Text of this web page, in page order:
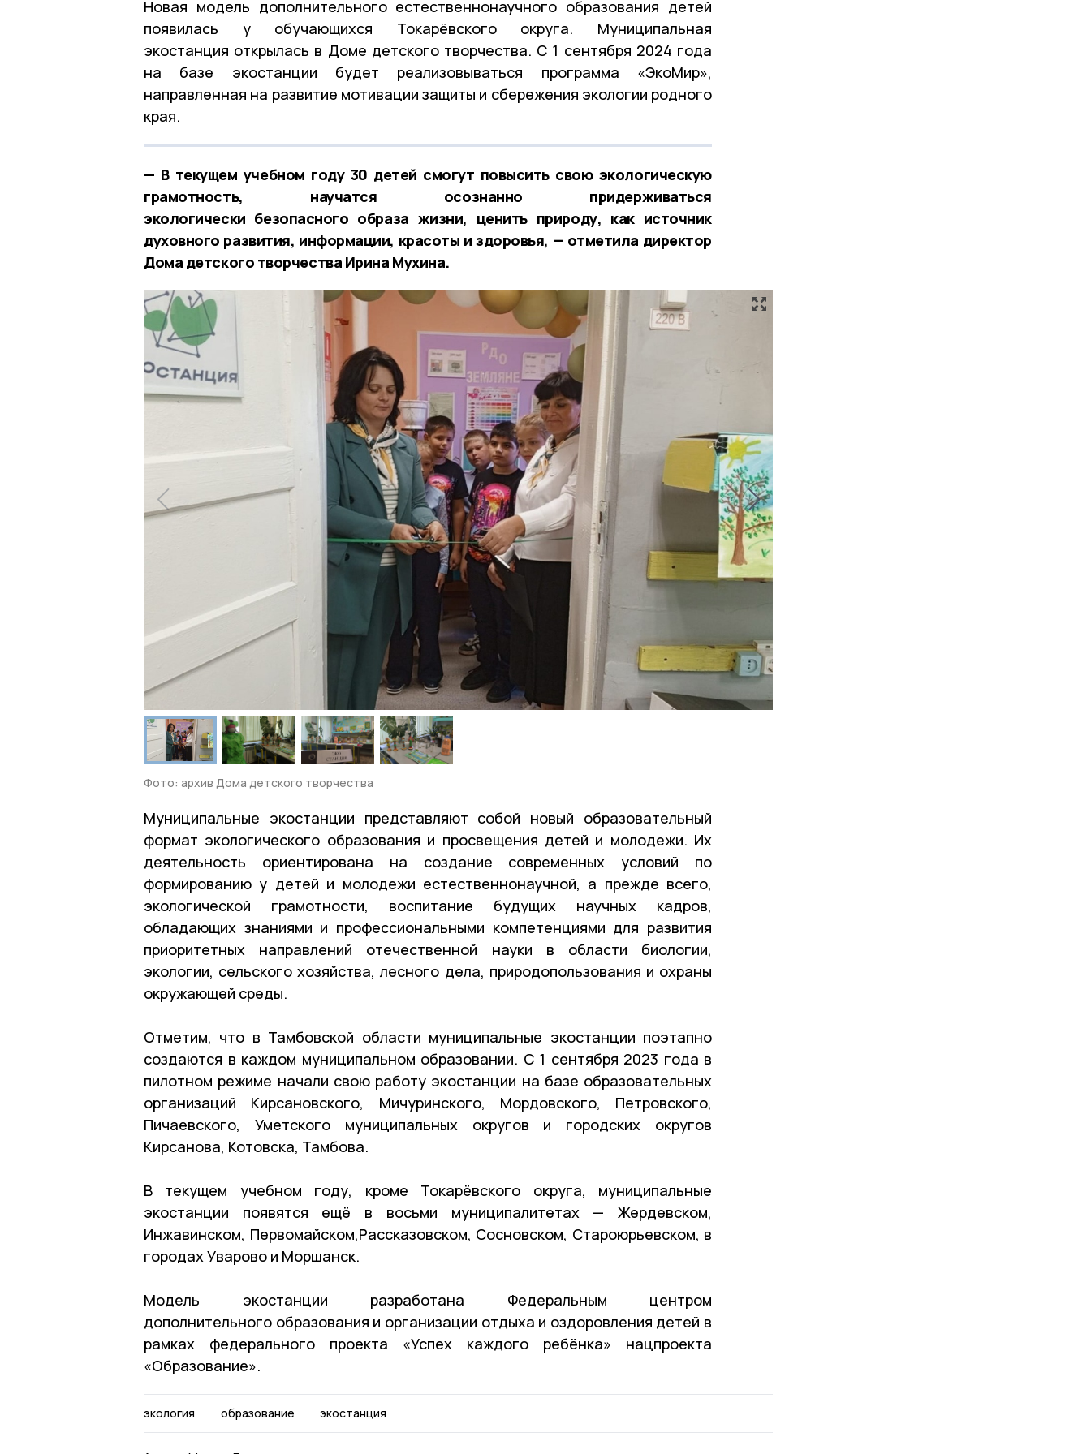
Новая модель дополнительного естественнонаучного образования детей
появилась у обучающихся Токарёвского округа. Муниципальная
экостанция открылась в Доме детского творчества. С 1 сентября 2024 года
на базе экостанции будет реализовываться программа «ЭкоМир»,
направленная на развитие мотивации защиты и сбережения экологии родного
края.
— В текущем учебном году 30 детей смогут повысить свою экологическую
грамотность, научатся осознанно придерживаться
экологически безопасного образа жизни, ценить природу, как источник
духовного развития, информации, красоты и здоровья, — отметила директор
Дома детского творчества Ирина Мухина.
Фото: архив Дома детского творчества
Муниципальные экостанции представляют собой новый образовательный
формат экологического образования и просвещения детей и молодежи. Их
деятельность ориентирована на создание современных условий по
формированию у детей и молодежи естественнонаучной, а прежде всего,
экологической грамотности, воспитание будущих научных кадров,
обладающих знаниями и профессиональными компетенциями для развития
приоритетных направлений отечественной науки в области биологии,
экологии, сельского хозяйства, лесного дела, природопользования и охраны
окружающей среды.
Отметим, что в Тамбовской области муниципальные экостанции поэтапно
создаются в каждом муниципальном образовании. С 1 сентября 2023 года в
пилотном режиме начали свою работу экостанции на базе образовательных
организаций Кирсановского, Мичуринского, Мордовского, Петровского,
Пичаевского, Уметского муниципальных округов и городских округов
Кирсанова, Котовска, Тамбова.
В текущем учебном году, кроме Токарёвского округа, муниципальные
экостанции появятся ещё в восьми муниципалитетах — Жердевском,
Инжавинском, Первомайском,Рассказовском, Сосновском, Староюрьевском, в
городах Уварово и Моршанск.
Модель экостанции разработана Федеральным центром
дополнительного образования и организации отдыха и оздоровления детей в
рамках федерального проекта «Успех каждого ребёнка» нацпроекта
«Образование».
экология образование экостанция